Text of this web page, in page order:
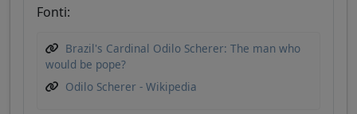
Fonti:
Brazil's Cardinal Odilo Scherer: The man who
would be pope?
Odilo Scherer - Wikipedia